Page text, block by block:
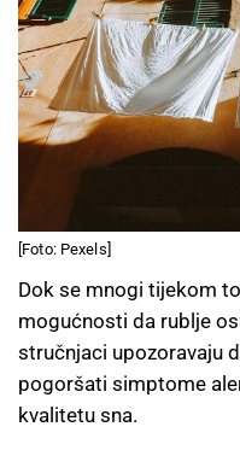
[Foto: Pexels]
Dok se mnogi tijekom
mogućnosti da rublje
stručnjaci upozoravaju
pogoršati simptome
kvalitetu sna.